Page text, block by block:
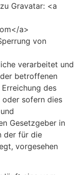
Gravatar: <a
a>
von
verarbeitet und
betroffenen
des
sofern dies
Gesetzgeber in
der für die
vorgesehen